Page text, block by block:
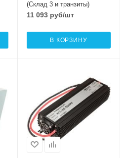
(Склад 3 и транзиты)
11 093руб/шт
В КОРЗИНУ